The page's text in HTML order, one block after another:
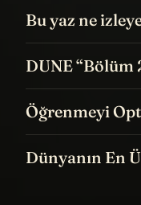
Bu yaz ne
DUNE “Bölüm
Öğrenmeyi
Dünyanın En